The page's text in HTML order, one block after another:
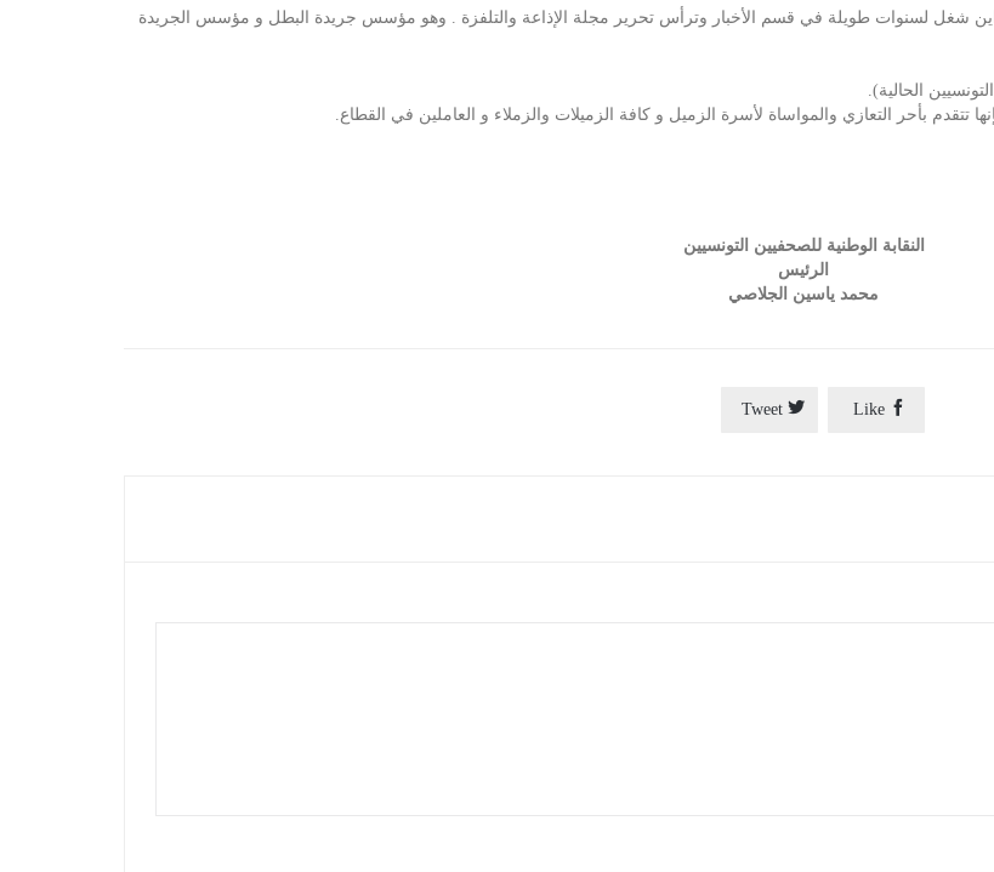
شغل لسنوات طويلة في قسم الأخبار وترأس تحرير مجلة الإذاعة والتلفزة . وهو مؤسس جريدة البطل و مؤسس الجريدة
الحالية).
تتقدم بأحر التعازي والمواساة لأسرة الزميل و كافة الزميلات والزملاء و العاملين في القطاع.
النقابة الوطنية للصحفيين التونسيين
الرئيس
محمد ياسين الجلاصي

Like

Tweet